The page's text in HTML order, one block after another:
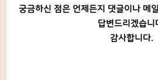
궁금하신 점은 언제든지 댓글이나 메
답변드리겠습니
감사합니다.